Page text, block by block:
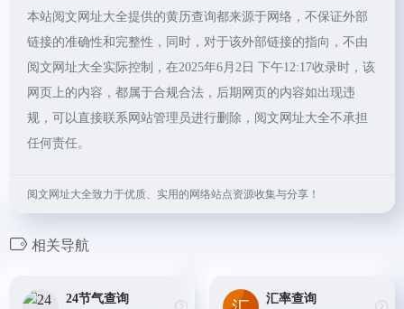
本站阅文网址大全提供的黄历查询都来源于网络，不保证外部
链接的准确性和完整性，同时，对于该外部链接的指向，不由
阅文网址大全实际控制，在2025年6月2日 下午12:17收录时，该
网页上的内容，都属于合规合法，后期网页的内容如出现违
规，可以直接联系网站管理员进行删除，阅文网址大全不承担
任何责任。
阅文网址大全致力于优质、实用的网络站点资源收集与分享！
相关导航
24节气查询 汇率查询